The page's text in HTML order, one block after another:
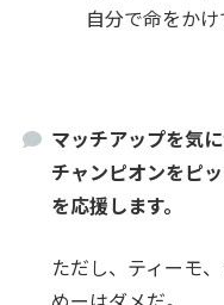
自分で命をかけ
マッチアップを気
チャンピオンをピ
を応援します。
ただし、ティーモ